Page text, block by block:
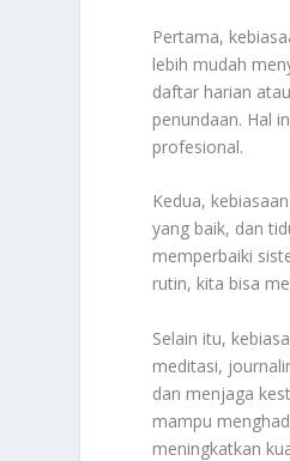
Pertama,
lebih mudah
daftar harian
penundaan. Hal
profesional.
Kedua,
yang baik, dan
memperbaiki
rutin, kita bisa
Selain itu,
meditasi,
dan menjaga
mampu
meningkatkan